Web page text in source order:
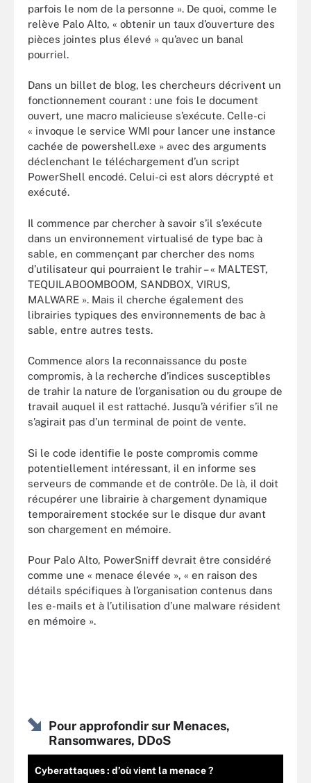
parfois le nom de la personne ». De quoi, comme le
relève Palo Alto, « obtenir un taux d’ouverture des
pièces jointes plus élevé » qu’avec un banal
pourriel.
Dans un billet de blog, les chercheurs décrivent un
fonctionnement courant : une fois le document
ouvert, une macro malicieuse s’exécute. Celle-ci
« invoque le service WMI pour lancer une instance
cachée de powershell.exe » avec des arguments
déclenchant le téléchargement d’un script
PowerShell encodé. Celui-ci est alors décrypté et
exécuté.
Il commence par chercher à savoir s’il s’exécute
dans un environnement virtualisé de type bac à
sable, en commençant par chercher des noms
d’utilisateur qui pourraient le trahir – « MALTEST,
TEQUILABOOMBOOM, SANDBOX, VIRUS,
MALWARE ». Mais il cherche également des
librairies typiques des environnements de bac à
sable, entre autres tests.
Commence alors la reconnaissance du poste
compromis, à la recherche d’indices susceptibles
de trahir la nature de l’organisation ou du groupe de
travail auquel il est rattaché. Jusqu’à vérifier s’il ne
s’agirait pas d’un terminal de point de vente.
Si le code identifie le poste compromis comme
potentiellement intéressant, il en informe ses
serveurs de commande et de contrôle. De là, il doit
récupérer une librairie à chargement dynamique
temporairement stockée sur le disque dur avant
son chargement en mémoire.
Pour Palo Alto, PowerSniff devrait être considéré
comme une « menace élevée », « en raison des
détails spécifiques à l’organisation contenus dans
les e-mails et à l’utilisation d’une malware résident
en mémoire ».
Pour approfondir sur Menaces,
Ransomwares, DDoS
Cyberattaques : d’où vient la menace ?